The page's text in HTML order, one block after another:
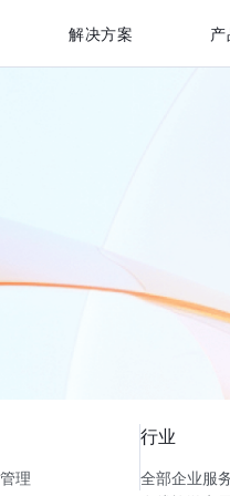
解决方案 产
管理
行业
全部企业服